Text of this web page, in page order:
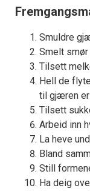
Smuldre
Smelt
Tilsett
Hell de
til gjæren
Tilsett
Arbeid inn
La heve
Bland
Still
Ha deig